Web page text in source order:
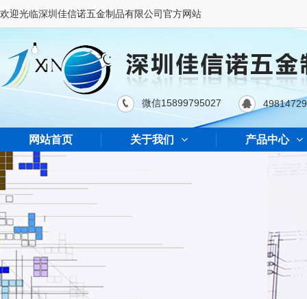
欢迎光临深圳佳信诺五金制品有限公司官方网站
微信15899795027
网站首页 关于我们 产品中心